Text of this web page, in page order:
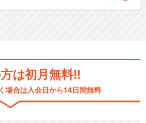
は初月無料!!
場合は入会日から14日間無料